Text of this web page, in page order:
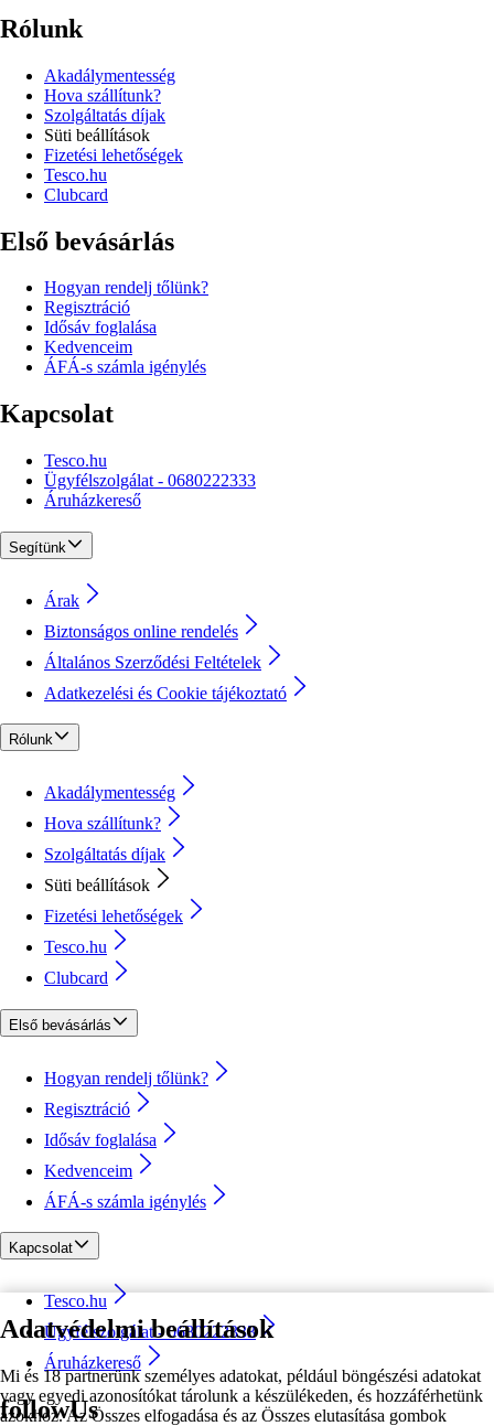
Adatvédelmi beállítások
Mi és 18 partnerünk személyes adatokat, például böngészési adatokat
vagy egyedi azonosítókat tárolunk a készülékeden, és hozzáférhetünk
azokhoz. Az Összes elfogadása és az Összes elutasítása gombok
Rólunk
Akadálymentesség
Hova szállítunk?
Szolgáltatás díjak
Süti beállítások
Fizetési lehetőségek
Tesco.hu
Clubcard
Első bevásárlás
Hogyan rendelj tőlünk?
Regisztráció
Idősáv foglalása
Kedvenceim
ÁFÁ-s számla igénylés
Kapcsolat
Tesco.hu
Ügyfélszolgálat - 0680222333
Áruházkereső
Segítünk
Árak
Biztonságos online rendelés
Általános Szerződési Feltételek
Adatkezelési és Cookie tájékoztató
Rólunk
Akadálymentesség
Hova szállítunk?
Szolgáltatás díjak
Süti beállítások
Fizetési lehetőségek
Tesco.hu
Clubcard
Első bevásárlás
Hogyan rendelj tőlünk?
Regisztráció
Idősáv foglalása
Kedvenceim
ÁFÁ-s számla igénylés
Kapcsolat
Tesco.hu
Ügyfélszolgálat - 0680222333
Áruházkereső
followUs